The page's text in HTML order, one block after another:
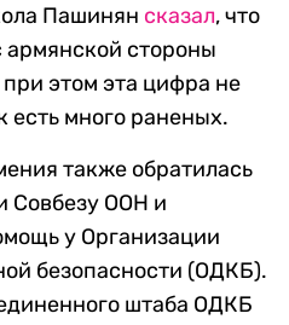
Пашинян сказал, что
армянской стороны
этом эта цифра не
есть много раненых.
также обратилась
Совбезу ООН и
у Организации
безопасности (ОДКБ).
штаба ОДКБ